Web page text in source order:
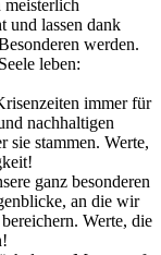
meisterlich
und lassen dank
werden.
leben:
immer für
nachhaltigen
stammen. Werte,
ganz besonderen
an die wir
Werte, die